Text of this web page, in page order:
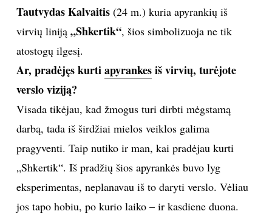
MUZIKA
SPORTAS
FOTOGRAFIJA
MENAS
Tautvydas Kalvaitis(24 m.) kuria apyrankių iš
virvių liniją „Shkertik“, šios simbolizuoja ne tik
atostogų ilgesį.
Ar, pradėjęs kurtiapyrankesiš virvių, turėjote
verslo viziją?
Visada tikėjau, kad žmogus turi dirbti mėgstamą
darbą, tada iš širdžiai mielos veiklos galima
pragyventi. Taip nutiko ir man, kai pradėjau kurti
„Shkertik“. Iš pradžių šios apyrankės buvo lyg
eksperimentas, neplanavau iš to daryti verslo. Vėliau
jos tapo hobiu, po kurio laiko – ir kasdiene duona.